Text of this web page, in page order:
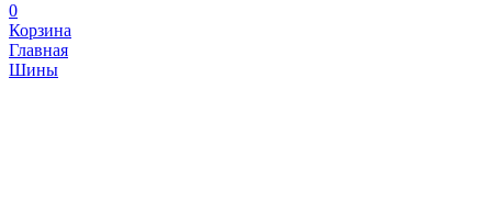
0
Корзина
Главная
Шины